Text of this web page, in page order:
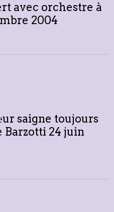
avec orchestre à
2004
saigne toujours
Barzotti 24 juin